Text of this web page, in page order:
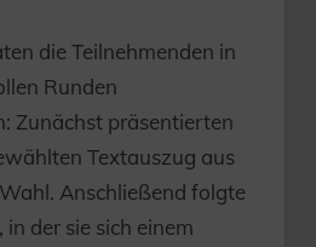
die Teilnehmenden in
Runden
Zunächst präsentierten
Textauszug aus
Anschließend folgte
der sie sich einem